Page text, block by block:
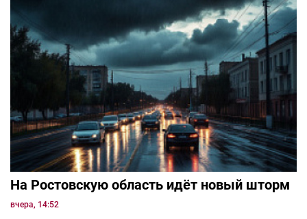
На Ростовскую область идёт новый шторм
вчера, 14:52